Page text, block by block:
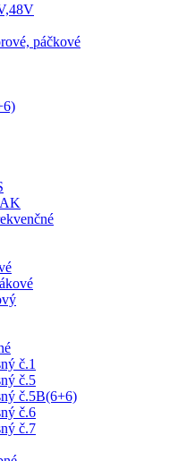
páčkové
č.1
č.5
č.5B(6+6)
č.6
č.7